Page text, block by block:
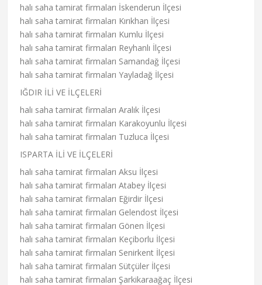
halı saha tamirat firmaları İskenderun İlçesi
halı saha tamirat firmaları Kırıkhan İlçesi
halı saha tamirat firmaları Kumlu İlçesi
halı saha tamirat firmaları Reyhanlı İlçesi
halı saha tamirat firmaları Samandağ İlçesi
halı saha tamirat firmaları Yayladağ İlçesi
IĞDIR İLİ VE İLÇELERİ
halı saha tamirat firmaları Aralık İlçesi
halı saha tamirat firmaları Karakoyunlu İlçesi
halı saha tamirat firmaları Tuzluca İlçesi
ISPARTA İLİ VE İLÇELERİ
halı saha tamirat firmaları Aksu İlçesi
halı saha tamirat firmaları Atabey İlçesi
halı saha tamirat firmaları Eğirdir İlçesi
halı saha tamirat firmaları Gelendost İlçesi
halı saha tamirat firmaları Gönen İlçesi
halı saha tamirat firmaları Keçiborlu İlçesi
halı saha tamirat firmaları Senirkent İlçesi
halı saha tamirat firmaları Sütçüler İlçesi
halı saha tamirat firmaları Şarkikaraağaç İlçesi